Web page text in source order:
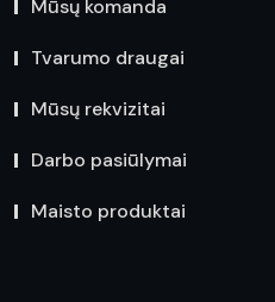
Mūsų komanda
Tvarumo draugai
Mūsų rekvizitai
Darbo pasiūlymai
Maisto produktai